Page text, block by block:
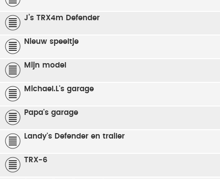
J’s TRX4m Defender
Nieuw speeltje
Mijn model
Michael.L's garage
Papa's garage
Landy's Defender en trailer
TRX-6